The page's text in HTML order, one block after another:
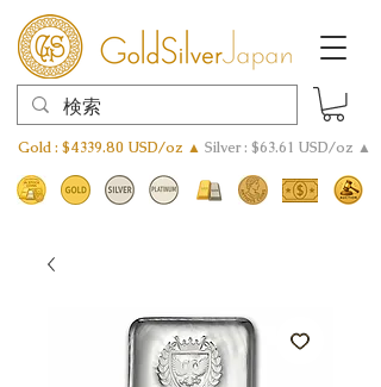
Gold : $4339.80 USD/oz ▲ Silver : $63.61 USD/oz ▲